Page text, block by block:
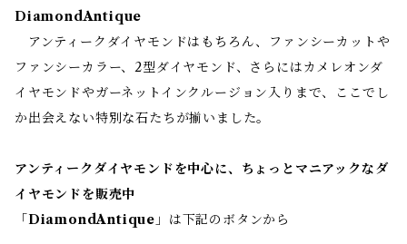
DiamondAntique
アンティークダイヤモンドはもちろん、ファンシーカットや
ファンシーカラー、2型ダイヤモンド、さらにはカメレオンダ
イヤモンドやガーネットインクルージョン入りまで、ここでし
か出会えない特別な石たちが揃いました。
アンティークダイヤモンドを中心に、ちょっとマニアックなダ
イヤモンドを販売中
「DiamondAntique 」は下記のボタンから